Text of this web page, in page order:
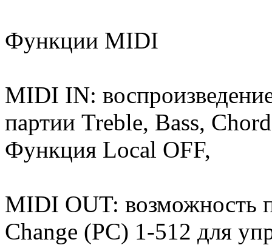
Функции MIDI
MIDI IN:
партии Treble, Bass,
Функция Local OFF,
MIDI OUT: возможность
Change (PC) 1-512 для